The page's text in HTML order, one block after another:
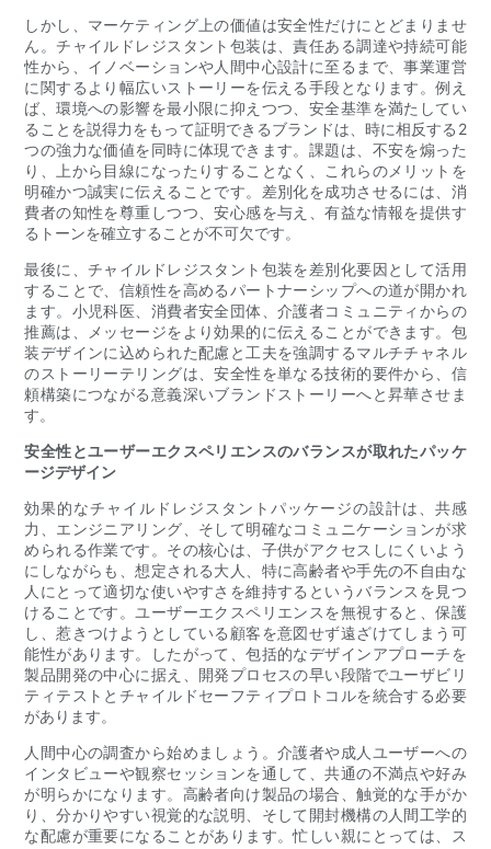
しかし、マーケティング上の価値は安全性だけにとどまりませ
ん。チャイルドレジスタント包装は、責任ある調達や持続可能
性から、イノベーションや人間中心設計に至るまで、事業運営
に関するより幅広いストーリーを伝える手段となります。例え
ば、環境への影響を最小限に抑えつつ、安全基準を満たしてい
ることを説得力をもって証明できるブランドは、時に相反する2
つの強力な価値を同時に体現できます。課題は、不安を煽った
り、上から目線になったりすることなく、これらのメリットを
明確かつ誠実に伝えることです。差別化を成功させるには、消
費者の知性を尊重しつつ、安心感を与え、有益な情報を提供す
るトーンを確立することが不可欠です。
最後に、チャイルドレジスタント包装を差別化要因として活用
することで、信頼性を高めるパートナーシップへの道が開かれ
ます。小児科医、消費者安全団体、介護者コミュニティからの
推薦は、メッセージをより効果的に伝えることができます。包
装デザインに込められた配慮と工夫を強調するマルチチャネル
のストーリーテリングは、安全性を単なる技術的要件から、信
頼構築につながる意義深いブランドストーリーへと昇華させま
す。
安全性とユーザーエクスペリエンスのバランスが取れたパッケ
ージデザイン
効果的なチャイルドレジスタントパッケージの設計は、共感
力、エンジニアリング、そして明確なコミュニケーションが求
められる作業です。その核心は、子供がアクセスしにくいよう
にしながらも、想定される大人、特に高齢者や手先の不自由な
人にとって適切な使いやすさを維持するというバランスを見つ
けることです。ユーザーエクスペリエンスを無視すると、保護
し、惹きつけようとしている顧客を意図せず遠ざけてしまう可
能性があります。したがって、包括的なデザインアプローチを
製品開発の中心に据え、開発プロセスの早い段階でユーザビリ
ティテストとチャイルドセーフティプロトコルを統合する必要
があります。
人間中心の調査から始めましょう。介護者や成人ユーザーへの
インタビューや観察セッションを通して、共通の不満点や好み
が明らかになります。高齢者向け製品の場合、触覚的な手がか
り、分かりやすい視覚的な説明、そして開封機構の人間工学的
な配慮が重要になることがあります。忙しい親にとっては、ス